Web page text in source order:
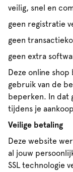
veilig, snel en
geen registratie
geen
geen extra
Deze online
gebruik van de
beperken. In dat
tijdens je
Veilige betaling
Deze website
al jouw
SSL technologie